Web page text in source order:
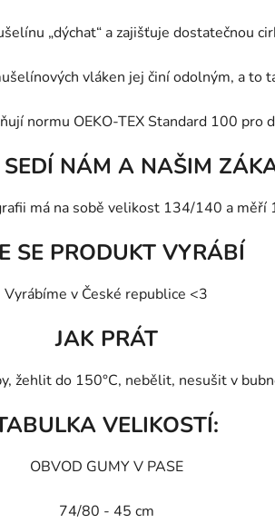
„dýchat“ a zajišťuje dostatečnou
vláken jej činí odolným, a to
normu OEKO-TEX Standard 100 pro
NÁM A NAŠIM
má na sobě velikost 134/140 a měří
SE PRODUKT VYRÁBÍ
Vyrábíme v České republice <3
JAK PRÁT
žehlit do 150°C, nebělit, nesušit v
VELIKOSTÍ:
OBVOD GUMY V PASE
74/80 - 45 cm